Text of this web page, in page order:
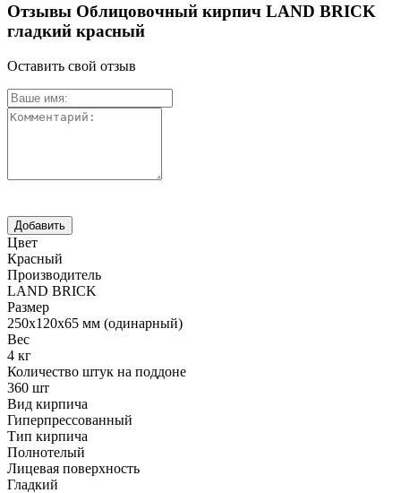
Отзывы Облицовочный кирпич LAND BRICK
гладкий красный
Оставить свой отзыв
Цвет
Красный
Производитель
LAND BRICK
Размер
250х120х65 мм (одинарный)
Вес
4 кг
Количество штук на поддоне
360 шт
Вид кирпича
Гиперпрессованный
Тип кирпича
Полнотелый
Лицевая поверхность
Гладкий